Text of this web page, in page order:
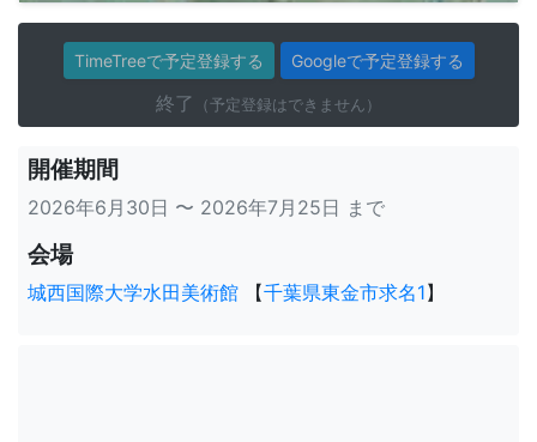
TimeTreeで予定登録する Googleで予定登録する
終了 （予定登録はできません）
開催期間
2026年6月30日 〜 2026年7月25日 まで
会場
城西国際大学水田美術館 【千葉県東金市求名1】